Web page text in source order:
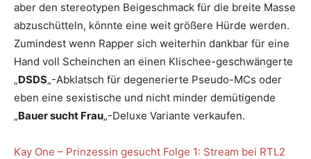
aber den stereotypen Beigeschmack für die breite Masse
abzuschütteln, könnte eine weit größere Hürde werden.
Zumindest wenn Rapper sich weiterhin dankbar für eine
Hand voll Scheinchen an einen Klischee-geschwängerte
„DSDS„-Abklatsch für degenerierte Pseudo-MCs oder
eben eine sexistische und nicht minder demütigende
„Bauer sucht Frau„-Deluxe Variante verkaufen.
Kay One – Prinzessin gesucht Folge 1: Stream bei RTL2